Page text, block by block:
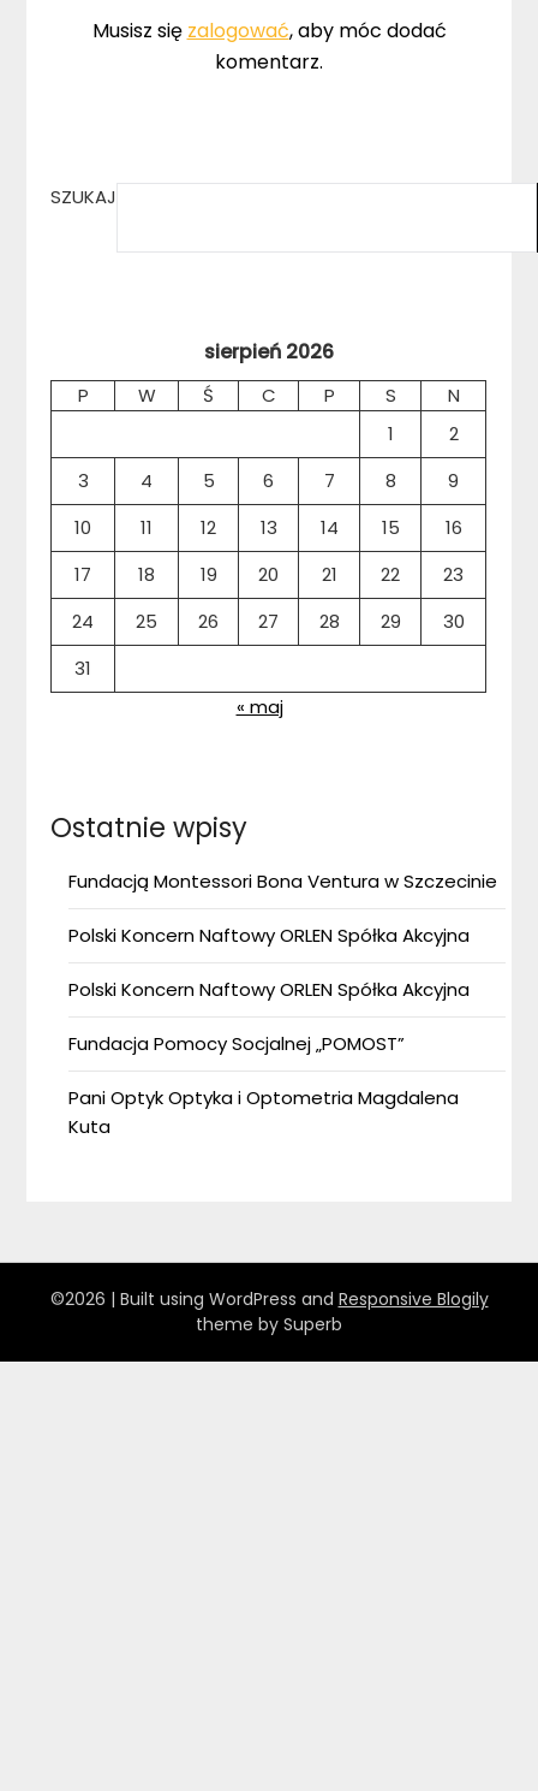
Musisz się zalogować, aby móc dodać
komentarz.
SZUKAJ
sierpień 2026
P W Ś C P S
N
1
2
3
4 5 6 7 8
9
10
11 12 13 14 15
16
17
18 19 20 21 22
23
24
25 26 27 28 29
30
31
« maj
Ostatnie wpisy
Fundacją Montessori Bona Ventura w Szczecinie
Polski Koncern Naftowy ORLEN Spółka Akcyjna
Polski Koncern Naftowy ORLEN Spółka Akcyjna
Fundacja Pomocy Socjalnej „POMOST”
Pani Optyk Optyka i Optometria Magdalena
Kuta
©2026 | Built using WordPress and Responsive Blogily
theme by Superb